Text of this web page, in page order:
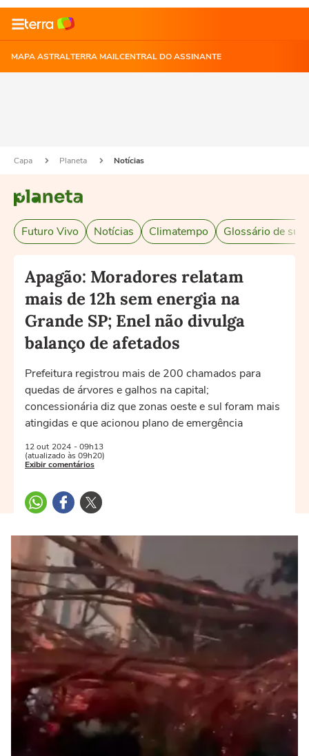
MAPA ASTRALTERRA MAILCENTRAL DO ASSINANTE
Capa Planeta Notícias
Futuro Vivo Notícias Climatempo Glossário de
Apagão: Moradores relatam
mais de 12h sem energia na
Grande SP; Enel não divulga
balanço de afetados
Prefeitura registrou mais de 200 chamados para
quedas de árvores e galhos na capital;
concessionária diz que zonas oeste e sul foram mais
atingidas e que acionou plano de emergência
12 out 2024 - 09h13
(atualizado às 09h20)
Exibir comentários